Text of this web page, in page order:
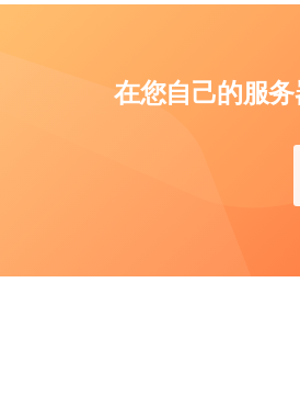
在您自己的服务